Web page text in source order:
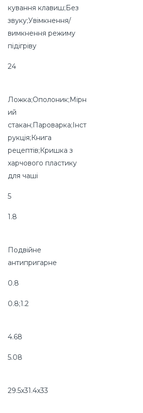
кування клавиш;Без
звуку;Увімкнення/
вимкнення режиму
підігріву
24
Ложка;Ополоник;Мірн
ий
стакан;Пароварка;Інст
рукція;Книга
рецептів;Кришка з
харчового пластику
для чаші
5
1.8
Подвійне
антипригарне
0.8
0.8;1.2
4.68
5.08
29.5х31.4х33